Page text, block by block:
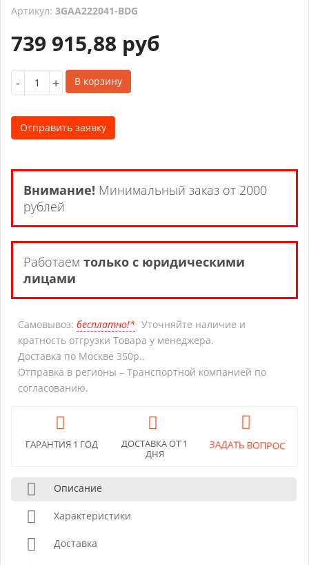
Артикул: 3GAA222041-BDG
739 915,88 руб
- + В корзину
Отправить заявку
Внимание! Минимальный заказ от 2000
рублей
Работаем только с юридическими
лицами
Самовывоз: бесплатно!* Уточняйте наличие и
кратность отгрузки Товара у менеджера.
Доставка по Москве 350р..
Отправка в регионы – Транспортной компанией по
согласованию.
ГАРАНТИЯ 1 ГОД
ДОСТАВКА ОТ 1
ДНЯ
ЗАДАТЬ ВОПРОС
Описание
Характеристики
Доставка